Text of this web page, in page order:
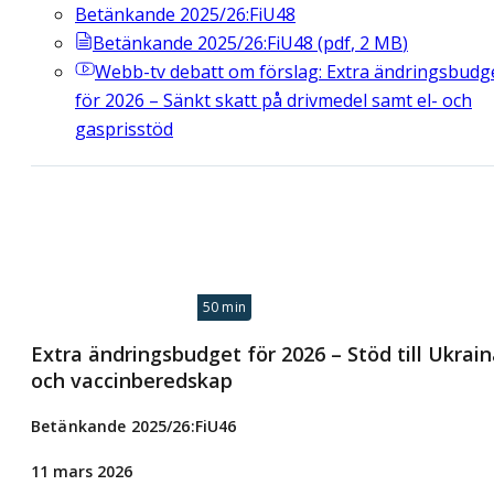
Betänkande 2025/26:FiU48
Betänkande 2025/26:FiU48 (pdf, 2 MB)
Webb-tvdebatt om förslag: Extra
för 2026 – Sänkt skatt på drivmedel samt el- och
gasprisstöd
50 min
Extra ändringsbudget för 2026 – Stöd till
och vaccinberedskap
Betänkande 2025/26:FiU46
11 mars 2026